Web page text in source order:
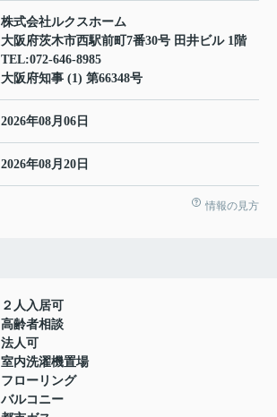
株式会社ルクスホーム
大阪府茨木市西駅前町7番30号 田井ビル 1階
TEL:072-646-8985
大阪府知事 (1) 第66348号
2026年08月06日
2026年08月20日
情報の見方
２人入居可
高齢者相談
法人可
室内洗濯機置場
フローリング
バルコニー